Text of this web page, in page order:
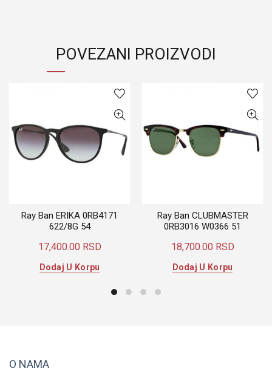
POVEZANI PROIZVODI
Ray Ban ERIKA 0RB4171
622/8G 54
17,400.00 RSD
Dodaj U Korpu
Ray Ban CLUBMASTER
0RB3016 W0366 51
18,700.00 RSD
Dodaj U Korpu
O NAMA